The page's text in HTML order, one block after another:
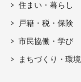
住まい・暮らし
戸籍・税・保険
市民協働・学び
まちづくり・環境